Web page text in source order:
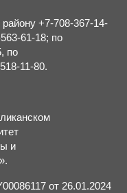
+7-708-367-14-
61-18; по
по
11-80.
и
от 26.01.2024